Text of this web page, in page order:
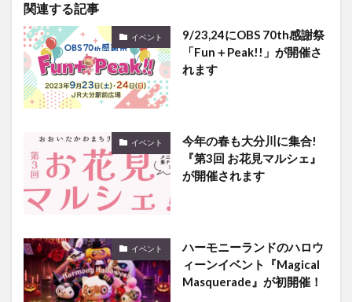
関連する記事
イベント
9/23,24にOBS 70th感謝祭
「Fun＋Peak!!」が開催さ
れます
イベント
今年の春も大分川に集合!
『第3回 お花見マルシェ』
が開催されます
イベント
ハーモニーランドのハロウ
ィーンイベント『Magical
Masquerade』が初開催！